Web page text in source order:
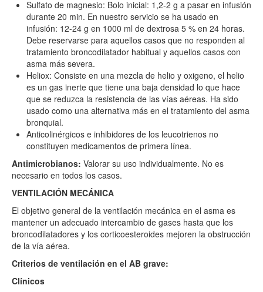
Sulfato de magnesio: Bolo inicial: 1,2-2 g a pasar en infusión
durante 20 min. En nuestro servicio se ha usado en
infusión: 12-24 g en 1000 ml de dextrosa 5 % en 24 horas.
Debe reservarse para aquellos casos que no responden al
tratamiento broncodilatador habitual y aquellos casos con
asma más severa.
Heliox: Consiste en una mezcla de helio y oxigeno, el helio
es un gas inerte que tiene una baja densidad lo que hace
que se reduzca la resistencia de las vías aéreas. Ha sido
usado como una alternativa más en el tratamiento del asma
bronquial.
Anticolinérgicos e inhibidores de los leucotrienos no
constituyen medicamentos de primera línea.
Antimicrobianos: Valorar su uso individualmente. No es
necesario en todos los casos.
VENTILACIÓN MECÁNICA
El objetivo general de la ventilación mecánica en el asma es
mantener un adecuado intercambio de gases hasta que los
broncodilatadores y los corticoesteroides mejoren la obstrucción
de la vía aérea.
Criterios de ventilación en el AB grave:
Clínicos